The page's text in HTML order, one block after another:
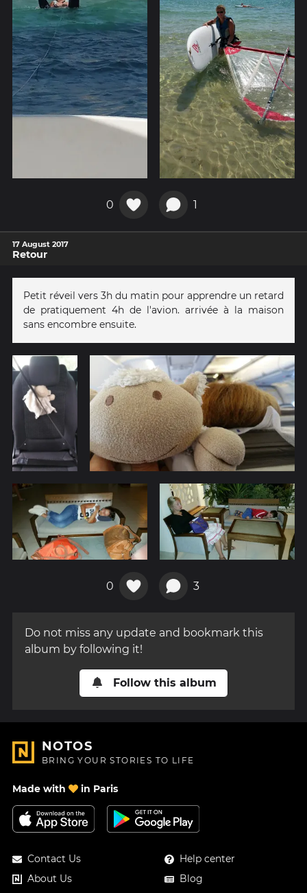
0 1
17 August 2017
Retour
Petit réveil vers 3h du matin pour apprendre un retard
de pratiquement 4h de l'avion. arrivée à la maison
sans encombre ensuite.
0 3
Do not miss any update and bookmark this
album by following it!
Follow this album
NOTOS
BRING YOUR STORIES TO LIFE
Made with in Paris
Contact Us
About Us
Help center
Blog